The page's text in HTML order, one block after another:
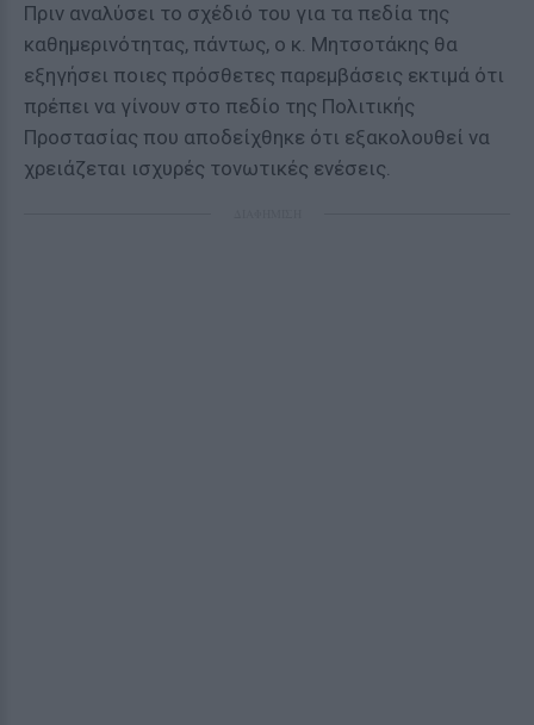
Πριν αναλύσει το σχέδιό του για τα πεδία της
καθημερινότητας, πάντως, ο κ. Μητσοτάκης θα
εξηγήσει ποιες πρόσθετες παρεμβάσεις εκτιμά ότι
πρέπει να γίνουν στο πεδίο της Πολιτικής
Προστασίας που αποδείχθηκε ότι εξακολουθεί να
χρειάζεται ισχυρές τονωτικές ενέσεις.